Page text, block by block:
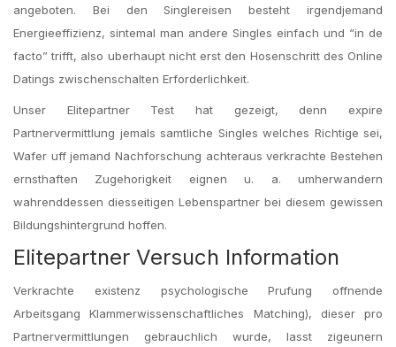
angeboten. Bei den Singlereisen besteht irgendjemand
Energieeffizienz, sintemal man andere Singles einfach und “in de
facto” trifft, also uberhaupt nicht erst den Hosenschritt des Online
Datings zwischenschalten Erforderlichkeit.
Unser Elitepartner Test hat gezeigt, denn expire
Partnervermittlung jemals samtliche Singles welches Richtige sei,
Wafer uff jemand Nachforschung achteraus verkrachte Bestehen
ernsthaften Zugehorigkeit eignen u. a. umherwandern
wahrenddessen diesseitigen Lebenspartner bei diesem gewissen
Bildungshintergrund hoffen.
Elitepartner Versuch Information
Verkrachte existenz psychologische Prufung offnende
Arbeitsgang Klammerwissenschaftliches Matching), dieser pro
Partnervermittlungen gebrauchlich wurde, lasst zigeunern